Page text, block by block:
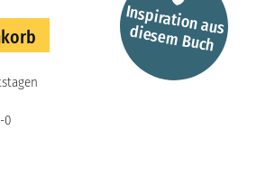
Inspiration aus
diesem
Buch
0